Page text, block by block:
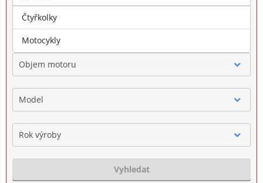
Značka
Objem motoru
Model
Rok výroby
Vyhledat
Čtyřkolky
Motocykly